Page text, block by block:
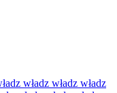
władz władz władz